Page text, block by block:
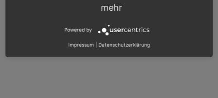
Impressum |Datenschutz
mehr
Powered by
Impressum Datenschutzerklärung